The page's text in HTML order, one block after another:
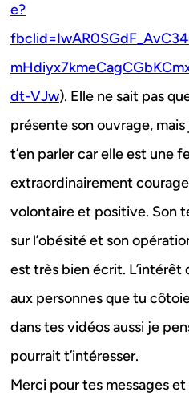
e?
dt-VJw). Elle ne sait pas
présente son ouvrage, mais
t’en parler car elle est une
extraordinairement
volontaire et positive. Son
sur l’obésité et son
est très bien écrit. L’intérêt
aux personnes que tu
dans tes vidéos aussi je
pourrait t’intéresser.
Merci pour tes messages